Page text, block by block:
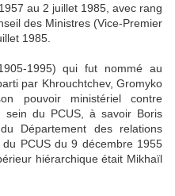
au 2 juillet 1985, avec rang
des Ministres (Vice-Premier
1985.
1995) qui fut nommé au
par Khrouchtchev, Gromyko
pouvoir ministériel contre
sein du PCUS, à savoir Boris
Département des relations
PCUS du 9 décembre 1955
hiérarchique était Mikhaïl